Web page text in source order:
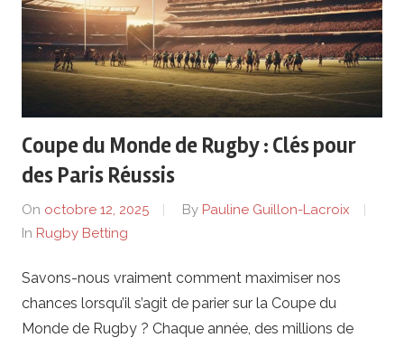
Coupe du Monde de Rugby : Clés pour
des Paris Réussis
On octobre 12, 2025 By Pauline Guillon-Lacroix
In Rugby Betting
Savons-nous vraiment comment maximiser nos
chances lorsqu’il s’agit de parier sur la Coupe du
Monde de Rugby ? Chaque année, des millions de